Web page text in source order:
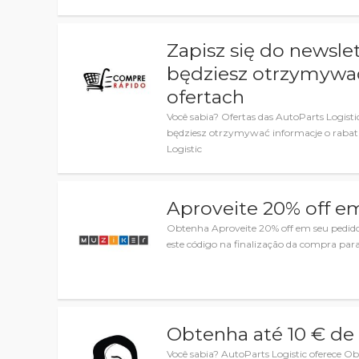
Zapisz się do
będziesz
ofertach
Você sabia? Ofertas das AutoParts
będziesz otrzymywać informacje o
Logistic
Aproveite 20% off
Obtenha Aproveite 20% off em seu
este código na finalização da compra
Obtenha até 10 €
Você sabia? AutoParts Logistic oferece